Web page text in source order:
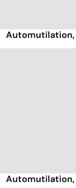
Automutilation,
Automutilation,